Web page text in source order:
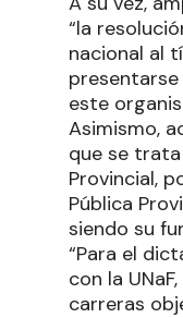
“la
nacional al
este
Asimismo,
que se
Provincial,
Pública
siendo su
“Para el
con la
carreras